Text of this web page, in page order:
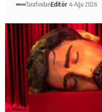
TarafındanEditör 4 Ağu 2026